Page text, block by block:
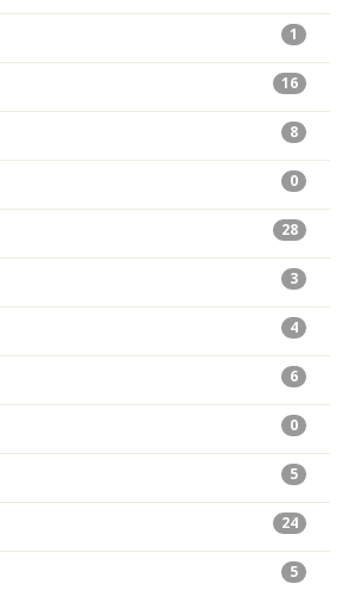
1
16
8
0
28
3
4
6
0
5
24
5